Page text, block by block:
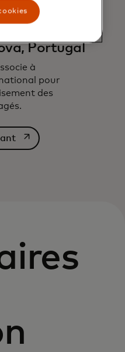
Portugal
à
pour
des
s’ouvre dans un nouvel